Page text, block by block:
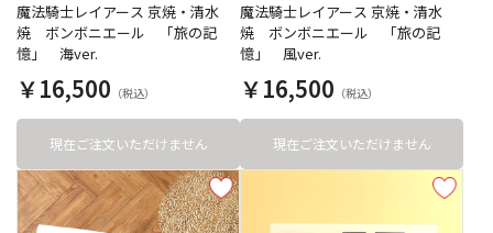
魔法騎士レイアース 京焼・清水
焼 ボンボニエール 「旅の記
憶」 海ver.
￥16,500
現在ご注文いただけません
魔法騎士レイアース 京焼・清水
焼 ボンボニエール 「旅の記
憶」 風ver.
￥16,500
現在ご注文いただけません